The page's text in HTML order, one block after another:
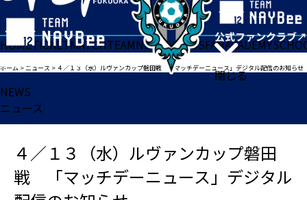
閉じる
HOMETICKETMATCHTEAMNEWSGOODSFANACADEMY
ホーム >ニュース > ４／１３（水）ルヴァンカップ磐田戦 「マッチデーニュース」デジタル配信のお知らせ
NEWS
ニュース
４／１３（水）ルヴァンカップ磐田
戦 「マッチデーニュース」デジタル